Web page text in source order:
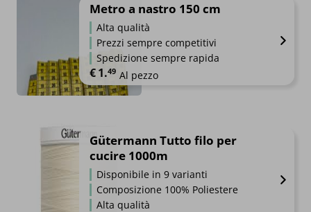
Metro a nastro 150 cm
Alta qualità
Prezzi sempre competitivi
Spedizione sempre rapida
€1.49 Al pezzo
Gütermann Tutto filo per
cucire 1000m
Disponibile in 9 varianti
Composizione 100% Poliestere
Alta qualità